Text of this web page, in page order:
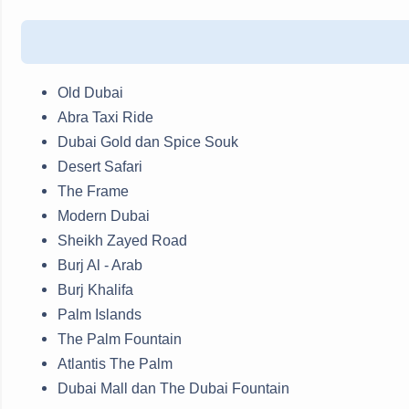
Old Dubai
Abra Taxi Ride
Dubai Gold dan Spice Souk
Desert Safari
The Frame
Modern Dubai
Sheikh Zayed Road
Burj Al - Arab
Burj Khalifa
Palm Islands
The Palm Fountain
Atlantis The Palm
Dubai Mall dan The Dubai Fountain